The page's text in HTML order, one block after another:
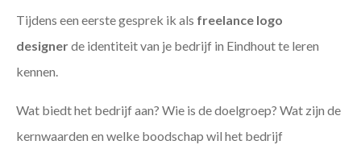
Tijdens een eerste gesprek ik als freelance logo
designerde identiteit van je bedrijf in Eindhout te leren
kennen.
Wat biedt het bedrijf aan? Wie is de doelgroep? Wat zijn de
kernwaarden en welke boodschap wil het bedrijf